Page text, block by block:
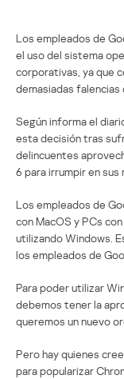
Los empleados de
el uso del sistema
corporativas, ya que
demasiadas falencias
Según informa el
esta decisión tras
delincuentes
6 para irrumpir en sus
Los empleados de
con MacOS y PCs
utilizando Windows.
los empleados de
Para poder utilizar
debemos tener la
queremos un nuevo
Pero hay quienes
para popularizar